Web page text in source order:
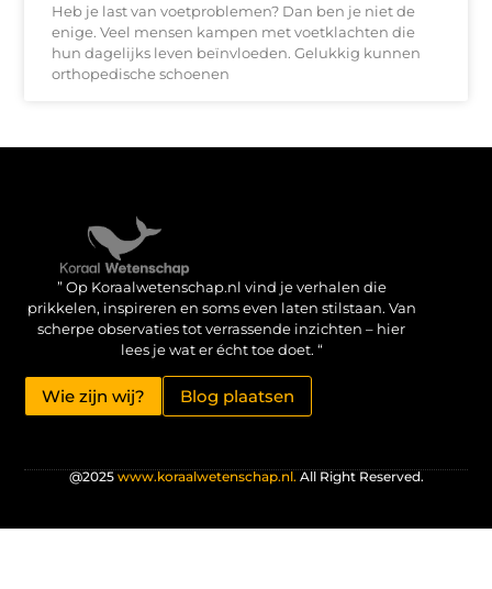
Heb je last van voetproblemen? Dan ben je niet de
enige. Veel mensen kampen met voetklachten die
hun dagelijks leven beïnvloeden. Gelukkig kunnen
orthopedische schoenen
” Op Koraalwetenschap.nl vind je verhalen die
prikkelen, inspireren en soms even laten stilstaan. Van
scherpe observaties tot verrassende inzichten – hier
lees je wat er écht toe doet. “
Wie zijn wij? Blog plaatsen
@2025 www.koraalwetenschap.nl. All Right Reserved.